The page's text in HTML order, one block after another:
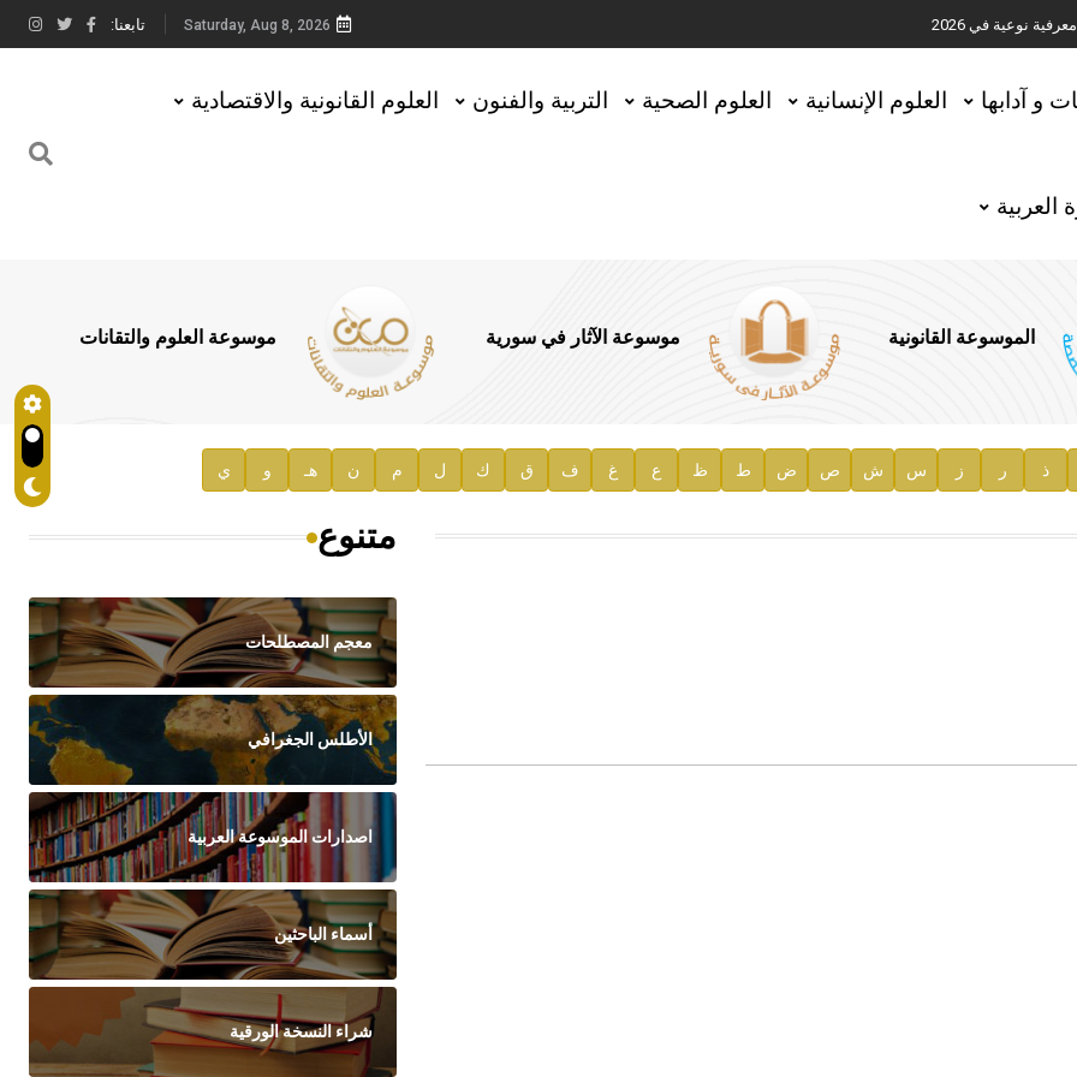
نوعية في 2026 Saturday, Aug 8, 2026 تابعنا:
و آدابها العلوم الإنسانية العلوم الصحية التربية والفنون العلوم القانونية والاقتصادية
العربية
الموسوعة القانونية موسوعة الآثار في سورية موسوعة العلوم والتقانات
ذ ر ز س ش ص ض ط ظ ع غ ف ق ك ل م ن هـ و ي
متنوع
معجم المصطلحات
الأطلس الجغرافي
اصدارات الموسوعة العربية
أسماء الباحثين
شراء النسخة الورقية